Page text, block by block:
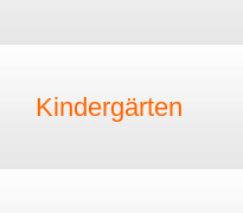
Kindergärten